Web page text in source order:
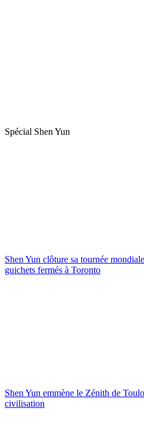
Spécial Shen Yun
Shen Yun clôture sa tournée
guichets fermés à Toronto
Shen Yun emmène le Zénith de
civilisation